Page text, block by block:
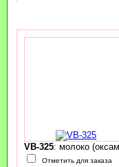
VB-325: молоко
Отметить для заказа